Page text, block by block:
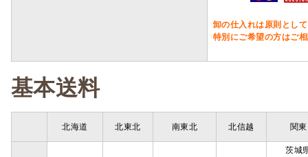
卸の仕入れは原則とし
特別にご希望の方はご
基本送料
北海道 北東北 南東北 北信越 関東
茨城